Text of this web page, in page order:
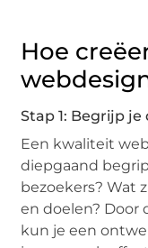
Hoe
Stap 1: Begrijp
Een kwaliteit
diepgaand
bezoekers? Wat
en doelen? Door
kun je een